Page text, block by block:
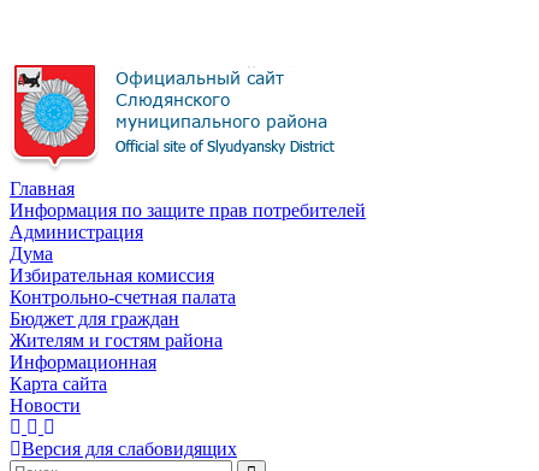
Главная
Информация по защите прав потребителей
Администрация
Дума
Избирательная комиссия
Контрольно-счетная палата
Бюджет для граждан
Жителям и гостям района
Информационная
Карта сайта
Новости
Версия для слабовидящих